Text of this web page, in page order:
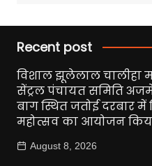
Recent post
विशाल झूलेलाल चालीहा
सेंट्रल पंचायत समिति
बाग स्थित जतोई दरबार
महोत्सव का आयोजन
August 8, 2026